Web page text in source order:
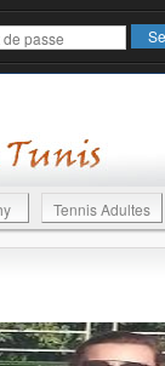
Tennis Adultes